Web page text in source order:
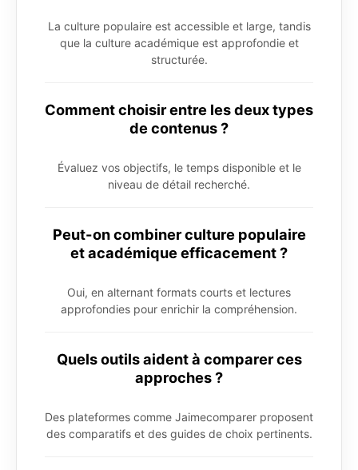
La culture populaire est accessible et large, tandis
que la culture académique est approfondie et
structurée.
Comment choisir entre les deux types
de contenus ?
Évaluez vos objectifs, le temps disponible et le
niveau de détail recherché.
Peut-on combiner culture populaire
et académique efficacement ?
Oui, en alternant formats courts et lectures
approfondies pour enrichir la compréhension.
Quels outils aident à comparer ces
approches ?
Des plateformes comme Jaimecomparer proposent
des comparatifs et des guides de choix pertinents.